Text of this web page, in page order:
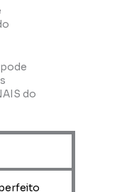
do
perfeito